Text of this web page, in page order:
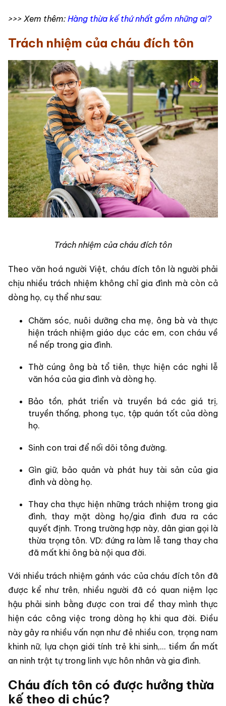
>>> Xem thêm: Hàng thừa kế thứ nhất gồm những ai?
Trách nhiệm của cháu đích tôn
Trách nhiệm của cháu đích tôn
Theo văn hoá người Việt, cháu đích tôn là người phải
chịu nhiều trách nhiệm không chỉ gia đình mà còn cả
dòng họ, cụ thể như sau:
Chăm sóc, nuôi dưỡng cha mẹ, ông bà và thực
hiện trách nhiệm giáo dục các em, con cháu về
nề nếp trong gia đình.
Thờ cúng ông bà tổ tiên, thực hiện các nghi lễ
văn hóa của gia đình và dòng họ.
Bảo tồn, phát triển và truyền bá các giá trị,
truyền thống, phong tục, tập quán tốt của dòng
họ.
Sinh con trai để nối dõi tông đường.
Gìn giữ, bảo quản và phát huy tài sản của gia
đình và dòng họ.
Thay cha thực hiện những trách nhiệm trong gia
đình, thay mặt dòng họ/gia đình đưa ra các
quyết định. Trong trường hợp này, dân gian gọi là
thừa trọng tôn. VD: đứng ra làm lễ tang thay cha
đã mất khi ông bà nội qua đời.
Với nhiều trách nhiệm gánh vác của cháu đích tôn đã
được kể như trên, nhiều người đã có quan niệm lạc
hậu phải sinh bằng được con trai để thay mình thực
hiện các công việc trong dòng họ khi qua đời. Điều
này gây ra nhiều vấn nạn như đẻ nhiều con, trọng nam
khinh nữ, lựa chọn giới tính trẻ khi sinh,... tiềm ẩn mất
an ninh trật tự trong linh vực hôn nhân và gia đình.
Cháu đíᴄh tôn ᴄó đượᴄ hưởng thừa
kế theo di chúc?